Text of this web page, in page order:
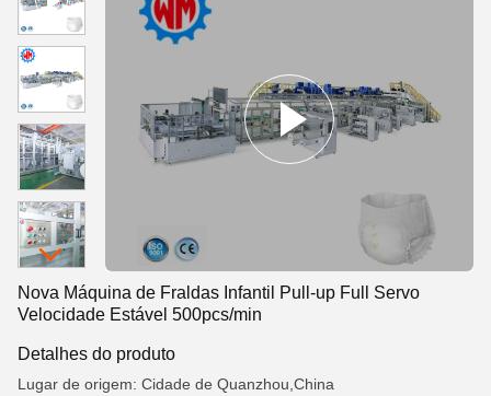
Nova Máquina de Fraldas Infantil Pull-up Full Servo
Velocidade Estável 500pcs/min
Detalhes do produto
Lugar de origem: Cidade de Quanzhou,China